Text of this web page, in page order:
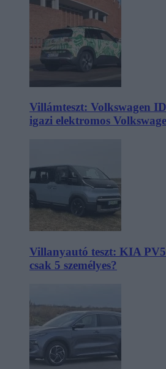
Villámteszt: Volkswagen
igazi elektromos
Villanyautó teszt: KIA
csak 5 személyes?